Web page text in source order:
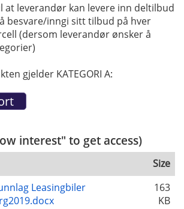
at leverandør kan levere inn deltilbud
besvare/inngi sitt tilbud på hver
(dersom leverandør ønsker å
gjelder KATEGORI A:
interest" to get access)
Size
Leasingbiler
163
KB